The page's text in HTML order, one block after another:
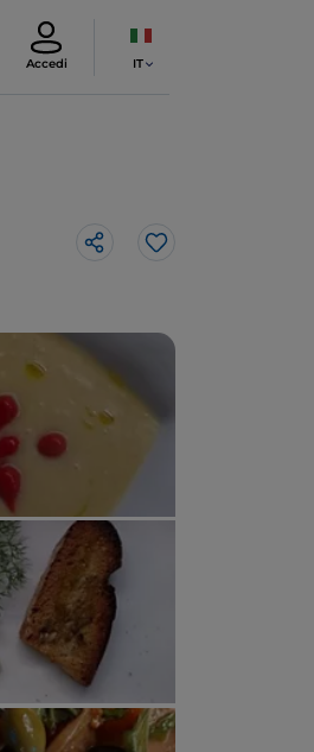
Accedi IT
Like